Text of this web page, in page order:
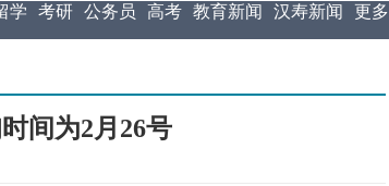
学 考研 公务员 高考 教育新闻 汉寿新闻 更多
间为2月26号